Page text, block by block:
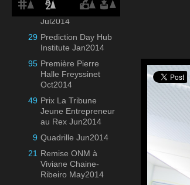
40
Piscine Molitor
Jul2014
29 Prediction Day Hub
Institute Jan2014
95 Première Pierre
Halle Freyssinet
Oct2014
49 Prix La Tribune
Jeune Entrepreneur
au Rex Jun2014
9 Quadrille Jun2014
21 Remise ONM à
Viviane Chaine-
Ribeiro May2014